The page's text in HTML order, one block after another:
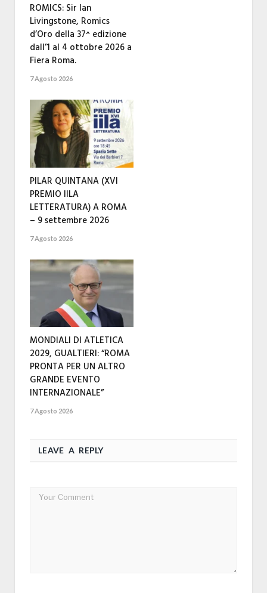
ROMICS: Sir Ian
Livingstone, Romics
d’Oro della 37^ edizione
dall’1 al 4 ottobre 2026 a
Fiera Roma.
7 Agosto 2026
PILAR QUINTANA (XVI
PREMIO IILA
LETTERATURA) A ROMA
– 9 settembre 2026
7 Agosto 2026
MONDIALI DI ATLETICA
2029, GUALTIERI: “ROMA
PRONTA PER UN ALTRO
GRANDE EVENTO
INTERNAZIONALE”
7 Agosto 2026
LEAVE A REPLY